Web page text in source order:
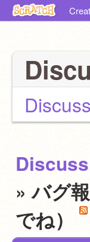
» バグ
でね）